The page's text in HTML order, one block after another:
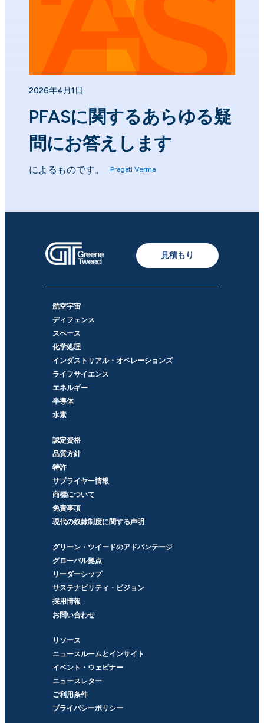
2026年4月1日
PFASに関するあらゆる疑
問にお答えします
によるものです。 Pragati Verma
見積もり
航空宇宙
ディフェンス
スペース
化学処理
インダストリアル・オペレーションズ
ライフサイエンス
エネルギー
半導体
水素
認定資格
品質方針
特許
サプライヤー情報
商標について
免責事項
現代の奴隷制度に関する声明
グリーン・ツイードのアドバンテージ
グローバル拠点
リーダーシップ
サステナビリティ・ビジョン
採用情報
お問い合わせ
リソース
ニュースルームとインサイト
イベント・ウェビナー
ニュースレター
ご利用条件
プライバシーポリシー